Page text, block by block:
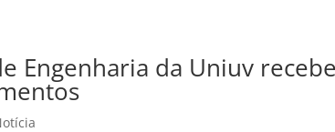
Engenharia da Uniuv